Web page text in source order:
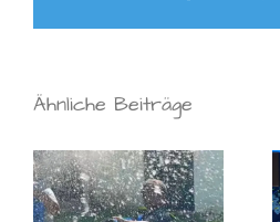
Ähnliche Beiträge